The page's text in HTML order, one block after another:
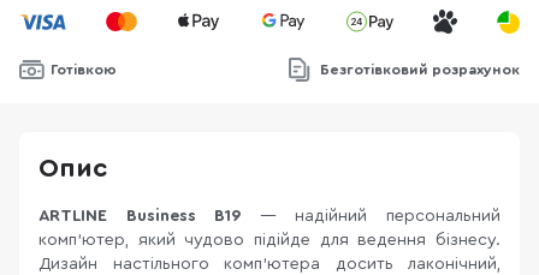
Готівкою Безготівковий розрахунок
Опис
ARTLINE Business B19 — надійний персональний
комп'ютер, який чудово підійде для ведення бізнесу.
Дизайн настільного комп'ютера досить лаконічний,